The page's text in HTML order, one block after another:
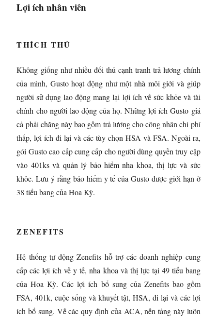
Lợi ích nhân viên
THÍCH THÚ
Không giống như nhiều đối thủ cạnh tranh trả lương chính
của mình, Gusto hoạt động như một nhà môi giới và giúp
người sử dụng lao động mang lại lợi ích về sức khỏe và tài
chính cho người lao động của họ. Những lợi ích Gusto giá
cả phải chăng này bao gồm trả lương cho công nhân chi phí
thấp, lợi ích đi lại và các tùy chọn HSA và FSA. Ngoài ra,
gói Gusto cao cấp cung cấp cho người dùng quyền truy cập
vào 401ks và quản lý bảo hiểm nha khoa, thị lực và sức
khỏe. Lưu ý rằng bảo hiểm y tế của Gusto được giới hạn ở
38 tiểu bang của Hoa Kỳ.
ZENEFITS
Hệ thống tự động Zenefits hỗ trợ các doanh nghiệp cung
cấp các lợi ích về y tế, nha khoa và thị lực tại 49 tiểu bang
của Hoa Kỳ. Các lợi ích bổ sung của Zenefits bao gồm
FSA, 401k, cuộc sống và khuyết tật, HSA, đi lại và các lợi
ích bổ sung. Về các quy định của ACA, nền tảng này luôn